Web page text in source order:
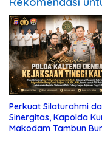
Perkuat Silaturahmi
Sinergitas, Kapolda
Makodam Tambun